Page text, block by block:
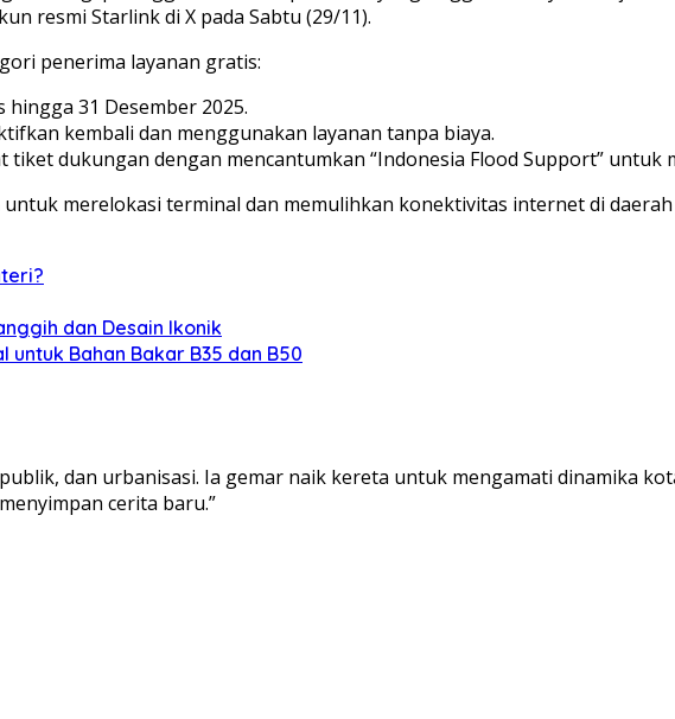
resmi Starlink di X pada Sabtu (29/11).
penerima layanan gratis:
31 Desember 2025.
kembali dan menggunakan layanan tanpa biaya.
dukungan dengan mencantumkan “Indonesia Flood Support” untuk
merelokasi terminal dan memulihkan konektivitas internet di daerah
dan Desain Ikonik
untuk Bahan Bakar B35 dan B50
dan urbanisasi. Ia gemar naik kereta untuk mengamati dinamika
cerita baru.”